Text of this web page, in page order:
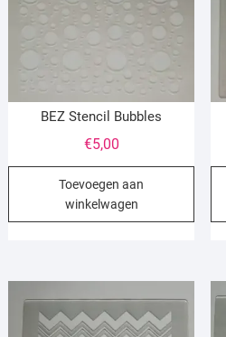
BEZ Stencil Bubbles
€5,00
Toevoegen aan
winkelwagen